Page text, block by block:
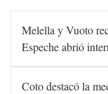
Melella y Vuoto
Espeche abrió
Coto destacó la